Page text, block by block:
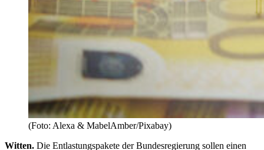
(Foto: Alexa & MabelAmber/Pixabay)
Witten. Die Entlastungspakete der Bundesregierung sollen einen